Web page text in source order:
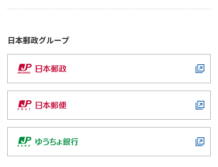
日本郵政グループ